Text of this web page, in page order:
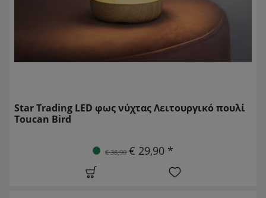
Star Trading LED φως νύχτας Λειτουργικό πουλί
Toucan Bird
€ 38,90 € 29,90 *